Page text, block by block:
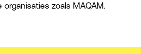
zoals MAQAM.